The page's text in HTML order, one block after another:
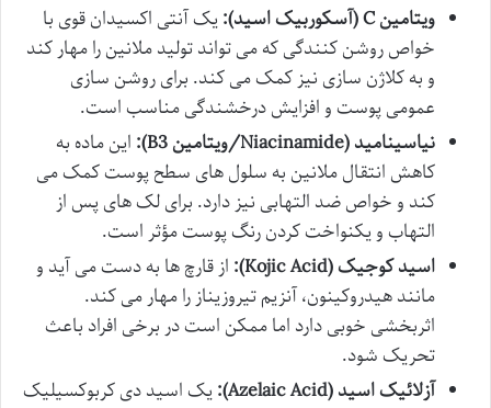
ویتامین C (آسکوربیک اسید):
یک آنتی اکسیدان قوی با
خواص روشن کنندگی که می تواند تولید ملانین را مهار کند
و به کلاژن سازی نیز کمک می کند. برای روشن سازی
عمومی پوست و افزایش درخشندگی مناسب است.
نیاسینامید (Niacinamide/ویتامین B3):
این ماده به
کاهش انتقال ملانین به سلول های سطح پوست کمک می
کند و خواص ضد التهابی نیز دارد. برای لک های پس از
التهاب و یکنواخت کردن رنگ پوست مؤثر است.
اسید کوجیک (Kojic Acid):
از قارچ ها به دست می آید و
مانند هیدروکینون، آنزیم تیروزیناز را مهار می کند.
اثربخشی خوبی دارد اما ممکن است در برخی افراد باعث
تحریک شود.
آزلائیک اسید (Azelaic Acid):
یک اسید دی کربوکسیلیک